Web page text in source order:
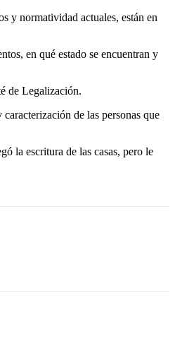
y normatividad actuales, están en
en qué estado se encuentran y
de Legalización.
de las personas que
la escritura de las casas, pero le